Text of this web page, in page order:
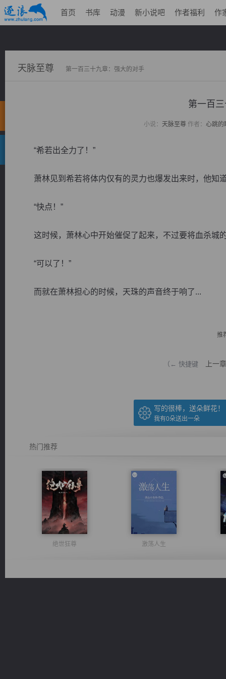
首页 书库 动漫 新小说吧 作者福利 作
天脉至尊 第一百三十九章：强大的对手
第一百
小说： 天脉至尊作者： 心跳的
“希若出全力了！”
萧林见到希若将体内仅有的灵力也爆发出来时，他知
“快点！”
这时候，萧林心中开始催促了起来，不过要将血杀城
“可以了！”
而就在萧林担心的时候，天珠的声音终于响了...
推
（← 快捷键 上一章
写的很棒，送朵鲜花！
我有0朵送出一朵
热门推荐
绝世狂尊 激荡人生